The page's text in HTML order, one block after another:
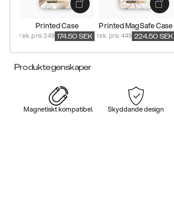
Printed Case
rek. pris 349 174.50 SEK
Printed MagSafe Case
rek. pris 449 224.50 SEK
Produktegenskaper
Magnetiskt kompatibel Skyddande design